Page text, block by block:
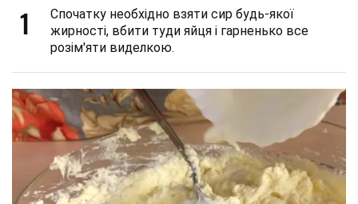
1
Спочатку необхідно взяти сир будь-якої
жирності, вбити туди яйця і гарненько все
розім'яти виделкою.